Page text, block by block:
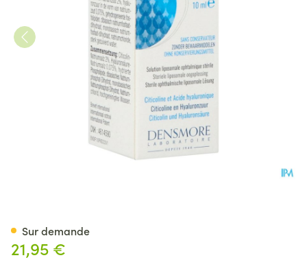
21,95 €
Sur demande